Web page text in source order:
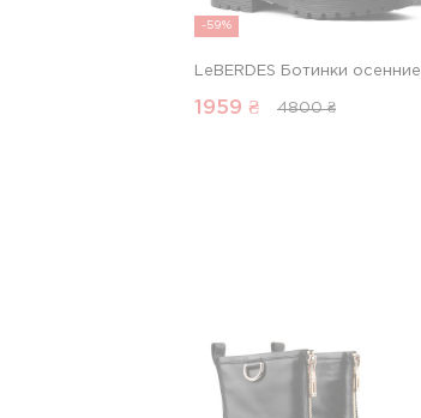
-59%
LeBERDES Ботинки осенние
1959 ₴ 4800 ₴